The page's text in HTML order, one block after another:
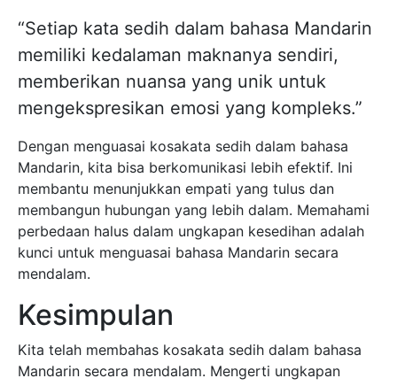
“Setiap kata sedih dalam bahasa Mandarin
memiliki kedalaman maknanya sendiri,
memberikan nuansa yang unik untuk
mengekspresikan emosi yang kompleks.”
Dengan menguasai kosakata sedih dalam bahasa
Mandarin, kita bisa berkomunikasi lebih efektif. Ini
membantu menunjukkan empati yang tulus dan
membangun hubungan yang lebih dalam. Memahami
perbedaan halus dalam ungkapan kesedihan adalah
kunci untuk menguasai bahasa Mandarin secara
mendalam.
Kesimpulan
Kita telah membahas kosakata sedih dalam bahasa
Mandarin secara mendalam. Mengerti ungkapan